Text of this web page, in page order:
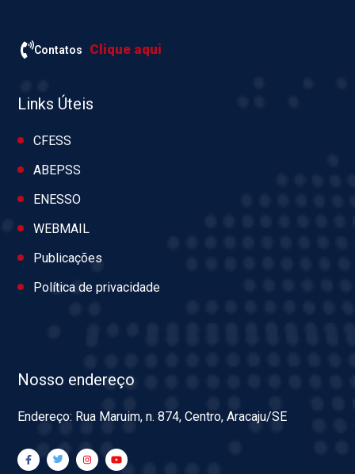
Contatos Clique aqui
Links Úteis
CFESS
ABEPSS
ENESSO
WEBMAIL
Publicações
Política de privacidade
Nosso endereço
Endereço: Rua Maruim, n. 874, Centro, Aracaju/SE